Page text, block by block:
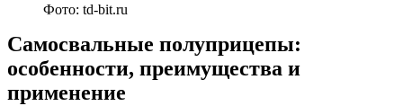
Фото: td-bit.ru
Самосвальные полуприцепы:
особенности, преимущества и
применение